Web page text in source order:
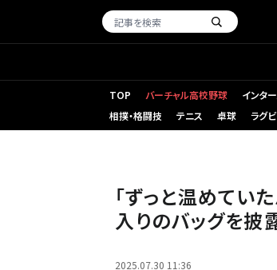
TOP バーチャル高校野球 インタ
相撲・格闘技
テニス 卓球 ラグ
「ずっと温めてい
入りのバッグを披
2025.07.30 11:36